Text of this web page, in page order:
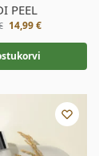
PEEL
14,99€